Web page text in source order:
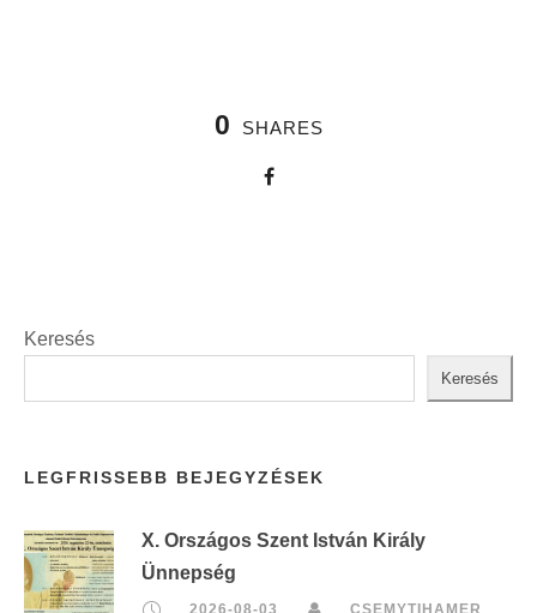
0 SHARES
Keresés
Keresés
LEGFRISSEBB BEJEGYZÉSEK
X. Országos Szent István Király
Ünnepség
2026-08-03 CSEMYTIHAMER